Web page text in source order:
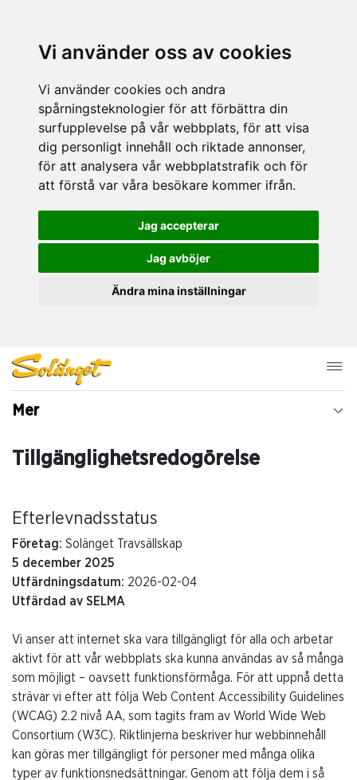
Vi använder oss av cookies
Vi använder cookies och andra
spårningsteknologier för att förbättra din
surfupplevelse på vår webbplats, för att visa
dig personligt innehåll och riktade annonser,
för att analysera vår webbplatstrafik och för
att förstå var våra besökare kommer ifrån.
Jag accepterar
Jag avböjer
Ändra mina inställningar
Mer
Tillgänglighetsredogörelse
Efterlevnadsstatus
Företag: Solänget Travsällskap
5 december 2025
Utfärdningsdatum: 2026-02-04
Utfärdad av SELMA
Vi anser att internet ska vara tillgängligt för alla och arbetar
aktivt för att vår webbplats ska kunna användas av så många
som möjligt – oavsett funktionsförmåga. För att uppnå detta
strävar vi efter att följa Web Content Accessibility Guidelines
(WCAG) 2.2 nivå AA, som tagits fram av World Wide Web
Consortium (W3C). Riktlinjerna beskriver hur webbinnehåll
kan göras mer tillgängligt för personer med många olika
typer av funktionsnedsättningar. Genom att följa dem i så